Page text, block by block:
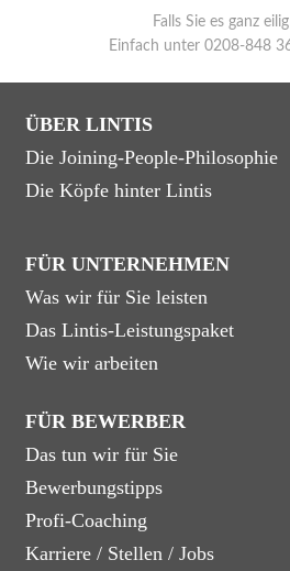
Falls Sie es ganz
Einfach unter 0208-848
ÜBER LINTIS
Die Joining-People-Philosophie
Die Köpfe hinter Lintis
FÜR UNTERNEHMEN
Was wir für Sie leisten
Das Lintis-Leistungspaket
Wie wir arbeiten
FÜR BEWERBER
Das tun wir für Sie
Bewerbungstipps
Profi-Coaching
Karriere / Stellen / Jobs